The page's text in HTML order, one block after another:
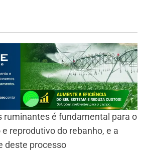
ruminantes é fundamental para o
reprodutivo do rebanho, e a
deste processo